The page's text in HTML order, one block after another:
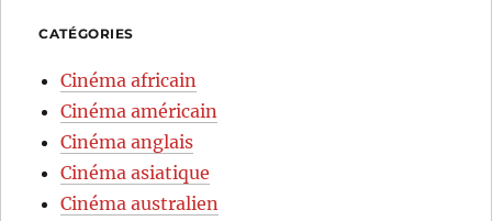
CATÉGORIES
Cinéma africain
Cinéma américain
Cinéma anglais
Cinéma asiatique
Cinéma australien